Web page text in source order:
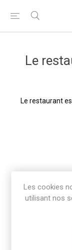
Le
Le restaurant
Les cookies
utilisant nos